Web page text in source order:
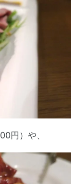
円）や、